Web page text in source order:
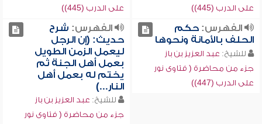
على الدرب (445))
على الدرب (445))
الفهرس:حكم
الحلف بالأمانة ونحوها
للشيخ: عبد العزيز بن باز
جزء من محاضرة ( فتاوى نور
على الدرب (447))
الفهرس: شرح
حديث: (إن الرجل
ليعمل الزمن الطويل
بعمل أهل الجنة ثم
يختم له بعمل أهل
النار...)
للشيخ: عبد العزيز بن باز
جزء من محاضرة ( فتاوى نور